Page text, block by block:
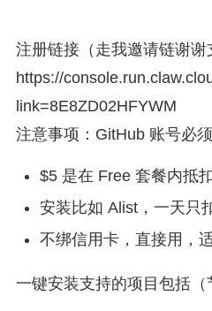
注册链接（走我邀请链谢谢
https://
link=8E8ZD02HFYWM
注意事项：GitHub 账号必
$5 是在 Free 套餐内抵
安装比如 Alist，一天只
不绑信用卡，直接用，
一键安装支持的项目包括（